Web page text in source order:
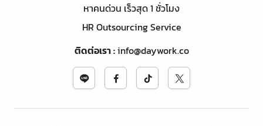
หาคนด่วน เร็วสุด 1 ชั่วโมง
HR Outsourcing Service
ติดต่อเรา:info@daywork.co